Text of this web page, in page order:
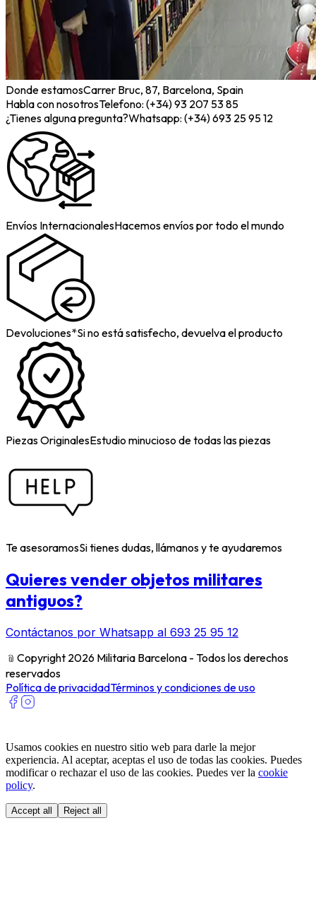
Donde estamosCarrer Bruc, 87, Barcelona, Spain
Habla con nosotrosTelefono: (+34) 93 207 53 85
¿Tienes alguna pregunta?Whatsapp: (+34) 693 25 95 12
Envíos InternacionalesHacemos envíos por todo el mundo
Devoluciones*Si no está satisfecho, devuelva el producto
Piezas OriginalesEstudio minucioso de todas las piezas
Te asesoramosSi tienes dudas, llámanos y te ayudaremos
Quieres vender objetos militares
antiguos?
Contáctanos por Whatsapp al 693 25 95 12
﹫ Copyright 2026 Militaria Barcelona - Todos los derechos
reservados
Política de privacidadTérminos y condiciones de uso
Usamos cookies en nuestro sitio web para darle la mejor
experiencia. Al aceptar, aceptas el uso de todas las cookies. Puedes
modificar o rechazar el uso de las cookies. Puedes ver la cookie
policy.
Accept all Reject all